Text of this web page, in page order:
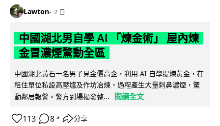
Lawton 2 日
中國湖北男自學 AI 「煉金術」 屋內煉
金冒濃煙驚動全區
中國湖北黃石一名男子見金價高企，利用 AI 自學提煉黃金，在
租住單位私設高壓爐及作坊冶煉，過程產生大量刺鼻濃煙，驚
動鄰居報警。警方到場揭發整...
閱讀全文
113 8 ↗ 分享